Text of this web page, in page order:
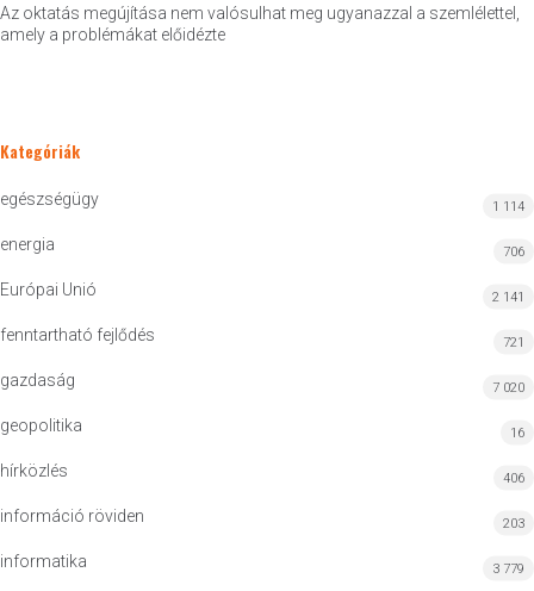
Az oktatás megújítása nem valósulhat meg ugyanazzal a szemlélettel,
amely a problémákat előidézte
Kategóriák
egészségügy 1 114
energia 706
Európai Unió 2 141
fenntartható fejlődés 721
gazdaság 7 020
geopolitika 16
hírközlés 406
információ röviden 203
informatika 3 779